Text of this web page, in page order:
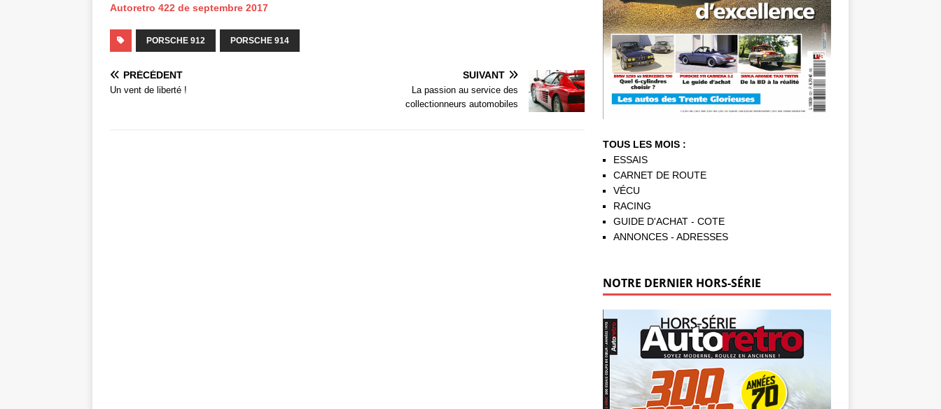
Autoretro 422 de septembre 2017
PORSCHE 912 PORSCHE 914
PRÉCÉDENT
Un vent de liberté !
SUIVANT
La passion au service des
collectionneurs automobiles
TOUS LES MOIS :
ESSAIS
CARNET DE ROUTE
VÉCU
RACING
GUIDE D'ACHAT - COTE
ANNONCES - ADRESSES
NOTRE DERNIER HORS-SÉRIE